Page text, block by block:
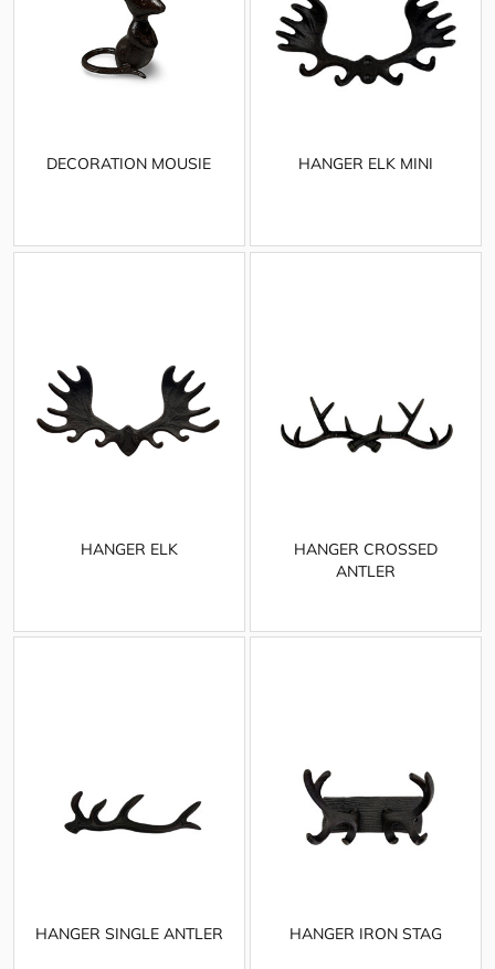
DECORATION MOUSIE HANGER ELK MINI
HANGER ELK
HANGER CROSSED
ANTLER
HANGER SINGLE ANTLER HANGER IRON STAG